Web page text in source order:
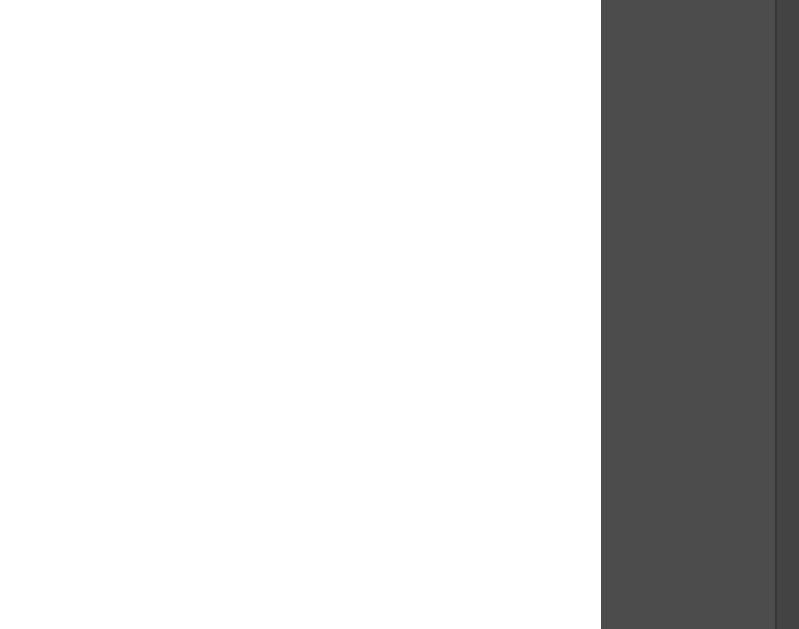
la langue de l’interface pour bénéficier de ses
dans un premier temps. Mais
fonctionnalités pour la première fois.
ce qui me semble plus pertinent
principalement à des utilisateurs avancés
qui sont à l’aise avec la langue anglaise.